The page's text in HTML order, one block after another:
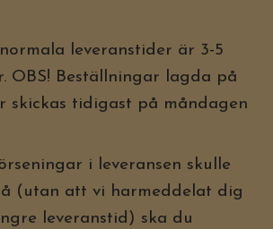
leveranstider är 3-5
OBS! Beställningar lagda på
skickas tidigast på måndagen
i leveransen skulle
(utan att vi harmeddelat dig
leveranstid) ska du